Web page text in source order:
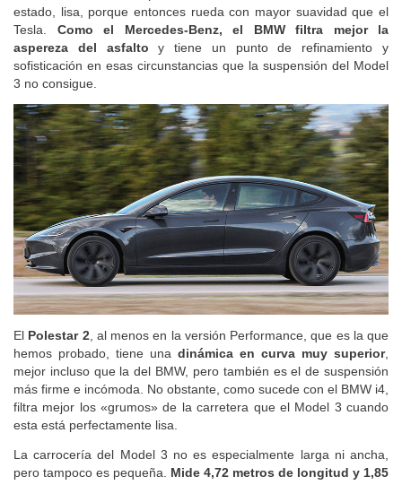
se sienten más; excepto cuando la carretera está en buen
estado, lisa, porque entonces rueda con mayor suavidad que el
Tesla.Como el Mercedes-Benz, el BMW filtra mejor la
aspereza del asfaltoy tiene un punto de refinamiento y
sofisticación en esas circunstancias que la suspensión del Model
ElPolestar 2, al menos en la versión Performance, que es la que
hemos probado, tiene unadinámica en curva muy superior,
mejor incluso que la del BMW, pero también es el de suspensión
más firme e incómoda. No obstante, como sucede con el BMW i4,
filtra mejor los «grumos» de la carretera que el Model 3 cuando
La carrocería del Model 3 no es especialmente larga ni ancha,